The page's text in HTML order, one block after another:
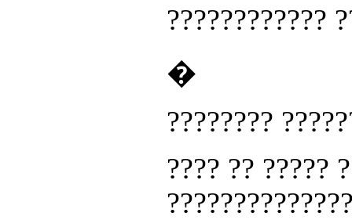
????????????
�
????????
???? ?? ?????